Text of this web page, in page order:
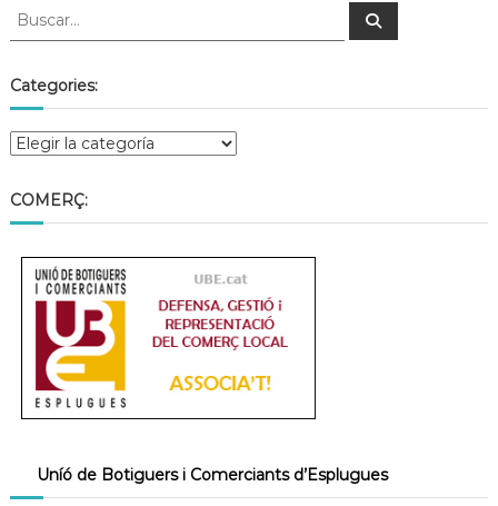
Categories:
COMERÇ:
Uníó de Botiguers i Comerciants d’Esplugues